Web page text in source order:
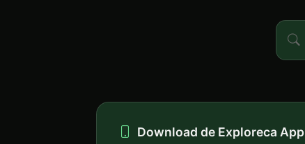
Download de Exploreca App